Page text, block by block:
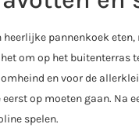
heerlijke pannenkoek
om op het
en voor de
op moeten gaan. Na
spelen.